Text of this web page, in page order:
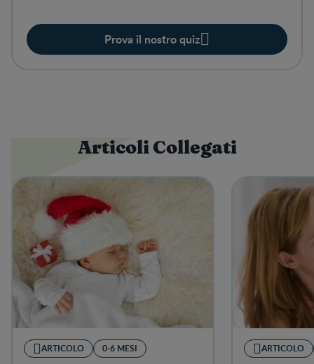
Prova il nostro quiz
Articoli Collegati
ARTICOLO 0-6 MESI ARTICOLO